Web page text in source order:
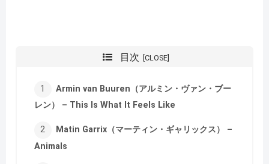
目次
Armin van Buuren（アルミン・ヴァン・ブー
レン） – This Is What It Feels Like
Matin Garrix（マーティン・ギャリックス） –
Animals